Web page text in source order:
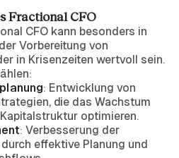
Fractional CFO
CFO kann besonders in
Vorbereitung von
in Krisenzeiten wertvoll sein.
: Entwicklung von
die das Wachstum
optimieren.
: Verbesserung der
effektive Planung und